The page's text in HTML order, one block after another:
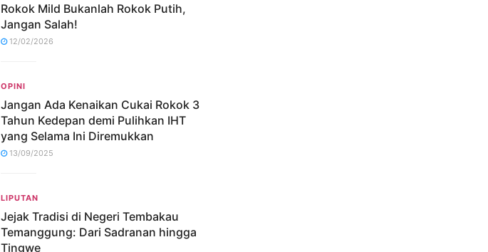
Rokok Mild Bukanlah Rokok Putih,
Jangan Salah!
12/02/2026
OPINI
Jangan Ada Kenaikan Cukai Rokok 3
Tahun Kedepan demi Pulihkan IHT
yang Selama Ini Diremukkan
13/09/2025
LIPUTAN
Jejak Tradisi di Negeri Tembakau
Temanggung: Dari Sadranan hingga
Tingwe